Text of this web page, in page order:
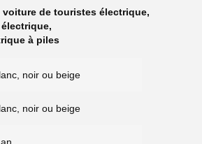
voiture de touristes électrique,
,
à piles
noir ou beige
noir ou beige